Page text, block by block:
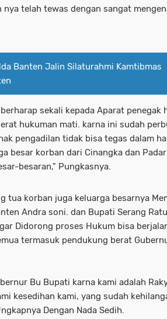
nya telah tewas dengan sangat
Banten Jalin Silaturahmi Kamtibmas
sekali kepada Aparat penegak
hukuman mati. karna ini sudah
pengadilan tidak bisa tegas dalam
besar korban dari Cinangka dan
besaran," Pungkasnya.
tua korban juga keluarga besarnya
Andra soni. dan Bupati Serang Ratu
Didorong proses Hukum bisa
termasuk pendukung berat
Bu Bupati karna kami adalah
kesedihan kami, yang sudah
Dengan Nada Sedih.